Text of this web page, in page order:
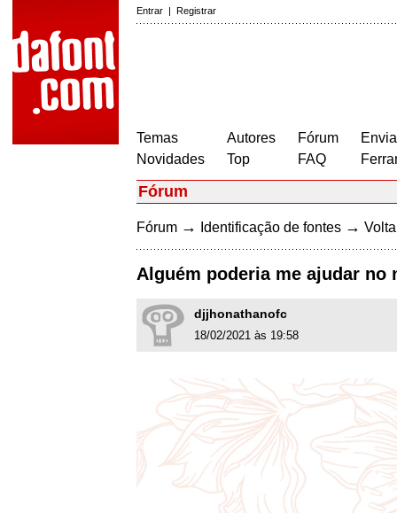
Entrar | Registrar
Temas
Novidades
Autores
Top
Fórum
FAQ
Fórum
Fórum → Identificação de fontes →
Alguém poderia me ajudar no
djjhonathanofc
18/02/2021 às 19:58